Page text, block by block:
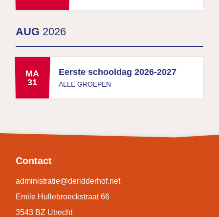
AUG 2026
MA
31
Eerste schooldag 2026-2027
ALLE GROEPEN
Contact
administratie@deridderhof.net
Emile Hullebroeckstraat 66
3543 BZ Utrecht